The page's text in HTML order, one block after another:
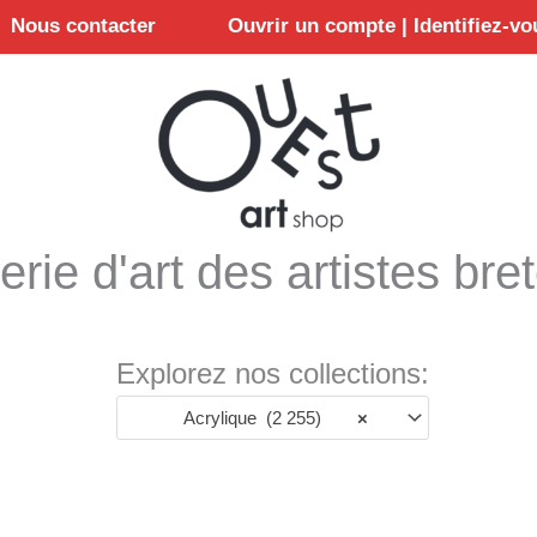
Nous contacter Ouvrir un compte | Identifiez-
d'art des artistes
Explorez nos collections:
×
Acrylique (2 255)